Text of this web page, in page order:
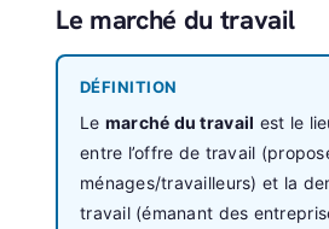
Le marché du travail
DÉFINITION
Le marché du travail est le
entre l’offre de travail
ménages/travailleurs) et la
travail (émanant des